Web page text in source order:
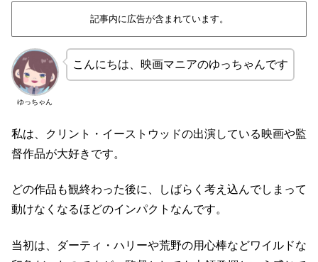
記事内に広告が含まれています。
ゆっちゃん
こんにちは、映画マニアのゆっちゃんです
私は、クリント・イーストウッドの出演している映画や監
督作品が大好きです。
どの作品も観終わった後に、しばらく考え込んでしまって
動けなくなるほどのインパクトなんです。
当初は、ダーティ・ハリーや荒野の用心棒などワイルドな